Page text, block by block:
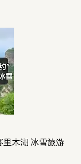
木湖 冰雪旅游